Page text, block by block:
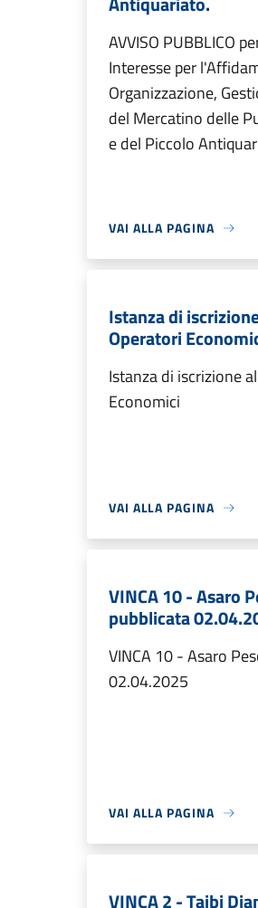
AVVISO PUBBLICO
Interesse per
Organizzazione,
del Mercatino delle
e del Piccolo
VAI ALLA PAGINA
Istanza di
Operatori
Istanza di iscrizione
Economici
VAI ALLA PAGINA
VINCA 10 - Asaro
pubblicata
VINCA 10 - Asaro
02.04.2025
VAI ALLA PAGINA
VINCA 2 - Taibi